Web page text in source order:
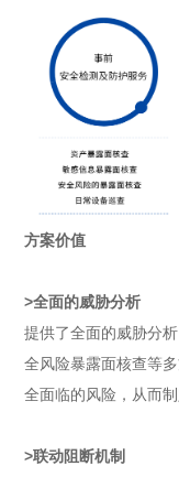
方案价值
>全面的威胁分析
提供了全面的威胁分
全风险暴露面核查等
全面临的风险，从而
>联动阻断机制